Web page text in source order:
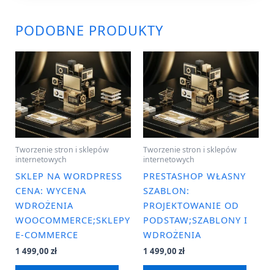
PODOBNE PRODUKTY
Tworzenie stron i sklepów
internetowych
SKLEP NA WORDPRESS
CENA: WYCENA
WDROŻENIA
WOOCOMMERCE;SKLEPY
E-COMMERCE
1 499,00 zł
Tworzenie stron i sklepów
internetowych
PRESTASHOP WŁASNY
SZABLON:
PROJEKTOWANIE OD
PODSTAW;SZABLONY I
WDROŻENIA
1 499,00 zł